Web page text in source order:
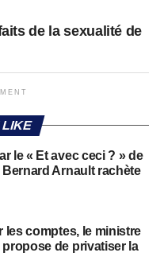
de la sexualité de
LIKE
le « Et avec ceci ? » de
Bernard Arnault rachète
les comptes, le ministre
propose de privatiser la